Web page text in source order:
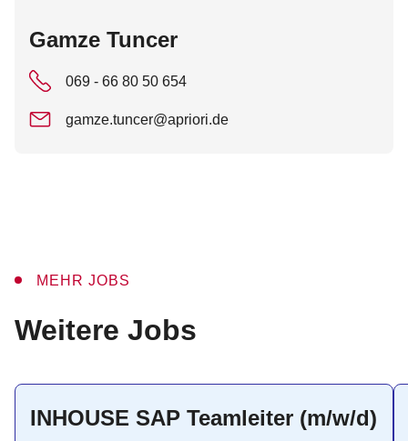
:
Gamze Tuncer
069 - 66 80 50 654
gamze.tuncer@apriori.de
MEHR JOBS
:
Weitere Jobs
INHOUSE SAP Teamleiter (m/w/d)